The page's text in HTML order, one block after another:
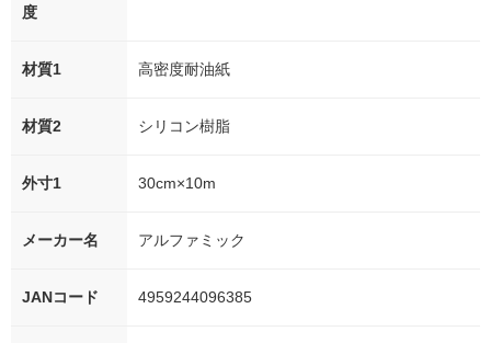
度
材質1 高密度耐油紙
材質2 シリコン樹脂
外寸1 30cm×10m
メーカー名 アルファミック
JANコード 4959244096385